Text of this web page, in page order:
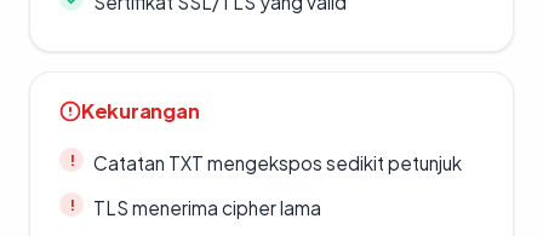
Kekurangan
Catatan TXT mengekspos sedikit petunjuk
TLS menerima cipher lama